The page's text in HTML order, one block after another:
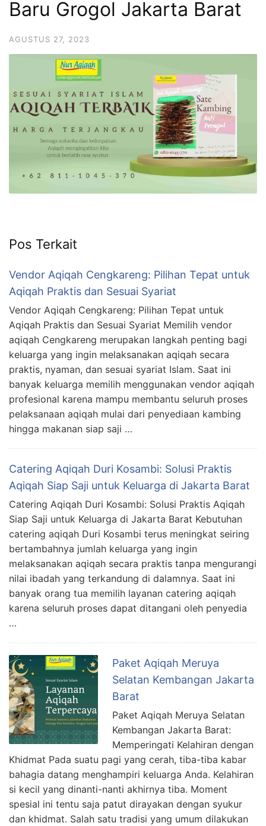
6713
Baru Grogol Jakarta Barat
AGUSTUS 27, 2023
Pos Terkait
Vendor Aqiqah Cengkareng: Pilihan Tepat untuk
Aqiqah Praktis dan Sesuai Syariat
Vendor Aqiqah Cengkareng: Pilihan Tepat untuk
Aqiqah Praktis dan Sesuai Syariat Memilih vendor
aqiqah Cengkareng merupakan langkah penting bagi
keluarga yang ingin melaksanakan aqiqah secara
praktis, nyaman, dan sesuai syariat Islam. Saat ini
banyak keluarga memilih menggunakan vendor aqiqah
profesional karena mampu membantu seluruh proses
pelaksanaan aqiqah mulai dari penyediaan kambing
hingga makanan siap saji …
Catering Aqiqah Duri Kosambi: Solusi Praktis
Aqiqah Siap Saji untuk Keluarga di Jakarta Barat
Catering Aqiqah Duri Kosambi: Solusi Praktis Aqiqah
Siap Saji untuk Keluarga di Jakarta Barat Kebutuhan
catering aqiqah Duri Kosambi terus meningkat seiring
bertambahnya jumlah keluarga yang ingin
melaksanakan aqiqah secara praktis tanpa mengurangi
nilai ibadah yang terkandung di dalamnya. Saat ini
banyak orang tua memilih layanan catering aqiqah
karena seluruh proses dapat ditangani oleh penyedia
…
Paket Aqiqah Meruya
Selatan Kembangan Jakarta
Barat
Paket Aqiqah Meruya Selatan
Kembangan Jakarta Barat:
Memperingati Kelahiran dengan
Khidmat Pada suatu pagi yang cerah, tiba-tiba kabar
bahagia datang menghampiri keluarga Anda. Kelahiran
si kecil yang dinanti-nanti akhirnya tiba. Moment
spesial ini tentu saja patut dirayakan dengan syukur
dan khidmat. Salah satu tradisi yang umum dilakukan